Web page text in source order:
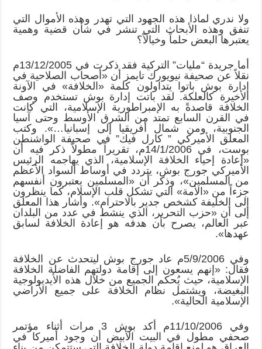
ولا ندري لماذا هذه الجهود التي تهدر وهذه الأموال التي
تنفق وهذه الأبحاث التي تنشر في شأن قضية وهمية
يعتبرها البعض حلماً وخيالاً؟
أما جريدة “مليات” التركية فقد ذكرت في 13/12/2005م
نقلاً عن صحيفة نيويورك تايمز أن «أصحاب الصلاحية في
إدارة بوش باتوا يتداولون كلمة «الخلافة» في الآونة
الأخيرة كالعلكة. لقد باتت إدارة بوش تستخدم وصف
الخلافة قاصدةً به الإمبراطورية الإسلامية، التي كانت
في القرن السابع تمتد من الشرق الأوسط وحتى آسيا
الجنوبية، ومن شمال أفريقيا إلى إسبانيا…». وكتب
المعلق الأميركي ” كارل فيك” في صحيفة الواشنطن
بوست، في 14/1/2006م، تقريراً مطولاً ذكر فيه أن
«إعادة إحياء الخلافة الإسلامية، الذي يهاجمه الرئيس
الأميركي جورج بوش، يتردد في أوساط السواد الأعظم
من المسلمين»، وذكر أن «المسلمين يعتبرون أنفسهم
جزءاً من «الأمة» التي تشكل قلب الإسلام، كما ينظرون
إلى الخليفة كشخص جدير بالاحترام». وأشار هذا المعلق
إلى أن «حزب التحرير، الذي ينشط في عدد من البلدان
عبر العالم، يصرح بأن هدفه هو إعادة الخلافة لسابق
عهدها».
وفي 5/9/2006م عاد جورج بوش ليتحدث عن الخلافة
فقال: «إنهم يسعون إلى إقامة دولتهم الفاضلة الخلافة
الإسلامية، حيث يُحكم الجميع من خلال هذه الأيديولوجية
البغيضة، ويشتمل نظام الخلافة على جميع الأراضي
الإسلامية الحالية».
وفي 11/10/2006م أكد بوش 3 مرات أثناء مؤتمر
صحفي مطول في البيت الأبيض أن وجود أميركا في